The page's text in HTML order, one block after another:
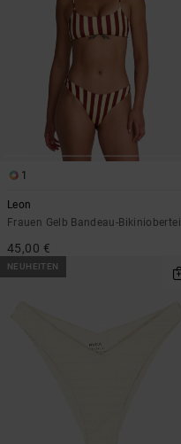
1
Leon
Frauen Gelb Bandeau-Bikinioberteil
45,00 €
NEUHEITEN